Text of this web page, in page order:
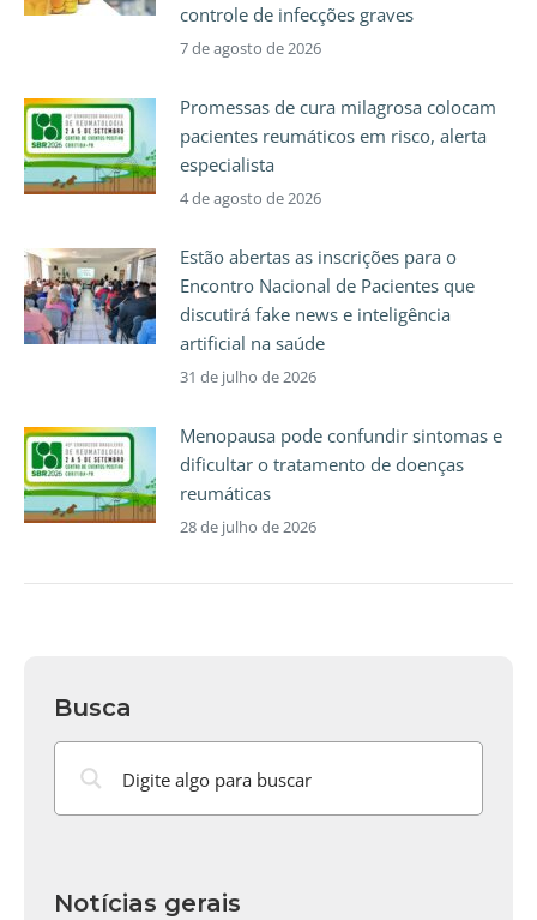
controle de infecções graves
7 de agosto de 2026
Promessas de cura milagrosa colocam
pacientes reumáticos em risco, alerta
especialista
4 de agosto de 2026
Estão abertas as inscrições para o
Encontro Nacional de Pacientes que
discutirá fake news e inteligência
artificial na saúde
31 de julho de 2026
Menopausa pode confundir sintomas e
dificultar o tratamento de doenças
reumáticas
28 de julho de 2026
Busca
Notícias gerais